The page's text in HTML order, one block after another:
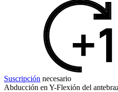
Suscripción necesario
Abducción en Y-Flexión del